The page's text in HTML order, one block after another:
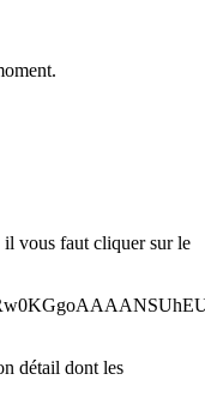
il vous faut cliquer sur le
détail dont les